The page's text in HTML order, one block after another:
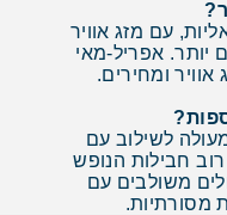
עם מזג אוויר
יותר. אפריל-מאי
אוויר ומחירים.
לשילוב עם
רוב חבילות הנופש
משולבים עם
מסורתיות.